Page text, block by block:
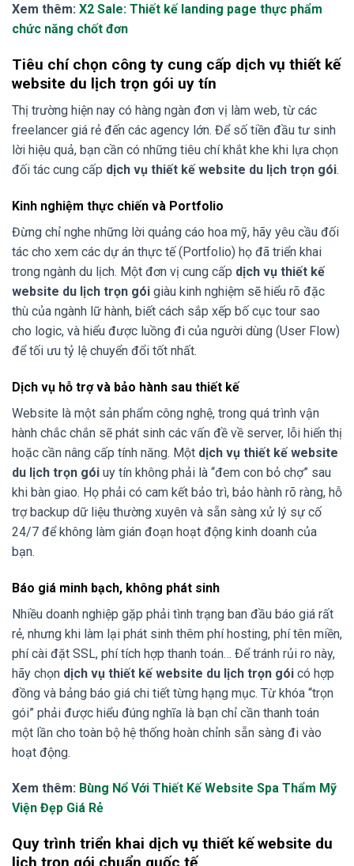
Xem thêm: X2 Sale: Thiết kế landing page thực phẩm
chức năng chốt đơn
Tiêu chí chọn công ty cung cấp dịch vụ thiết kế
website du lịch trọn gói uy tín
Thị trường hiện nay có hàng ngàn đơn vị làm web, từ các
freelancer giá rẻ đến các agency lớn. Để số tiền đầu tư sinh
lời hiệu quả, bạn cần có những tiêu chí khắt khe khi lựa chọn
đối tác cung cấp dịch vụ thiết kế website du lịch trọn gói.
Kinh nghiệm thực chiến và Portfolio
Đừng chỉ nghe những lời quảng cáo hoa mỹ, hãy yêu cầu đối
tác cho xem các dự án thực tế (Portfolio) họ đã triển khai
trong ngành du lịch. Một đơn vị cung cấp dịch vụ thiết kế
website du lịch trọn gói giàu kinh nghiệm sẽ hiểu rõ đặc
thù của ngành lữ hành, biết cách sắp xếp bố cục tour sao
cho logic, và hiểu được luồng đi của người dùng (User Flow)
để tối ưu tỷ lệ chuyển đổi tốt nhất.
Dịch vụ hỗ trợ và bảo hành sau thiết kế
Website là một sản phẩm công nghệ, trong quá trình vận
hành chắc chắn sẽ phát sinh các vấn đề về server, lỗi hiển thị
hoặc cần nâng cấp tính năng. Một dịch vụ thiết kế website
du lịch trọn gói uy tín không phải là “đem con bỏ chợ” sau
khi bàn giao. Họ phải có cam kết bảo trì, bảo hành rõ ràng, hỗ
trợ backup dữ liệu thường xuyên và sẵn sàng xử lý sự cố
24/7 để không làm gián đoạn hoạt động kinh doanh của
bạn.
Báo giá minh bạch, không phát sinh
Nhiều doanh nghiệp gặp phải tình trạng ban đầu báo giá rất
rẻ, nhưng khi làm lại phát sinh thêm phí hosting, phí tên miền,
phí cài đặt SSL, phí tích hợp thanh toán… Để tránh rủi ro này,
hãy chọn dịch vụ thiết kế website du lịch trọn gói có hợp
đồng và bảng báo giá chi tiết từng hạng mục. Từ khóa “trọn
gói” phải được hiểu đúng nghĩa là bạn chỉ cần thanh toán
một lần cho toàn bộ hệ thống hoàn chỉnh sẵn sàng đi vào
hoạt động.
Xem thêm: Bùng Nổ Với Thiết Kế Website Spa Thẩm Mỹ
Viện Đẹp Giá Rẻ
Quy trình triển khai dịch vụ thiết kế website du